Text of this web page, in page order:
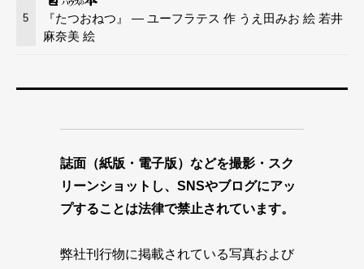
5
『たつおねつ』 — ユーフラテス 作 うえ田みお 絵 若井
麻奈美 絵
誌面（紙版・電子版）などを撮影・スク
リーンショットし、SNSやブログにアッ
プすることは法律で禁止されています。
弊社刊行物に掲載されている写真および